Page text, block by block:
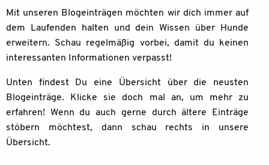
Mit unseren Blogeinträgen möchten wir dich immer auf
dem Laufenden halten und dein Wissen über Hunde
erweitern. Schau regelmäßig vorbei, damit du keinen
interessanten Informationen verpasst!
Unten findest Du eine Übersicht über die neusten
Blogeinträge. Klicke sie doch mal an, um mehr zu
erfahren! Wenn du auch gerne durch ältere Einträge
stöbern möchtest, dann schau rechts in unsere
Übersicht.